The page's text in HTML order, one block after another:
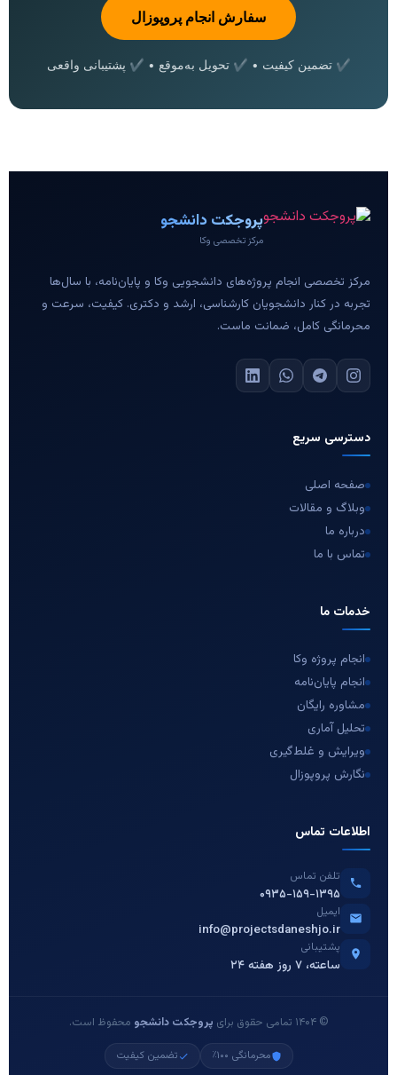
سفارش انجام پروپوزال
✔ تضمین کیفیت • ✔ تحویل به‌موقع • ✔ پشتیبانی واقعی
پروجکت دانشجو
مرکز تخصصی وکا
مرکز تخصصی انجام پروژه‌های دانشجویی وکا و پایان‌نامه، با سال‌ها
تجربه در کنار دانشجویان کارشناسی، ارشد و دکتری. کیفیت، سرعت و
محرمانگی کامل، ضمانت ماست.
دسترسی سریع
صفحه اصلی
وبلاگ و مقالات
درباره ما
تماس با ما
خدمات ما
انجام پروژه وکا
انجام پایان‌نامه
مشاوره رایگان
تحلیل آماری
ویرایش و غلط‌گیری
نگارش پروپوزال
اطلاعات تماس
تلفن تماس
۰۹۳۵-۱۵۹-۱۳۹۵
ایمیل
info@projectsdaneshjo.ir
پشتیبانی
۲۴ ساعته، ۷ روز هفته
© ۱۴۰۴ تمامی حقوق برای پروجکت دانشجو محفوظ است.
محرمانگی ۱۰۰٪ تضمین کیفیت